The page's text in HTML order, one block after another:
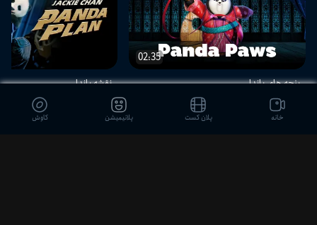
02:35
پنجه‌ های پاندا نقشه پاندا
خانه پلان کست پلانیمیشن کاوش